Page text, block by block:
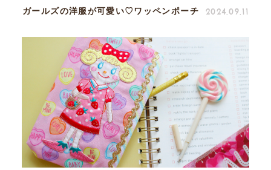
ガールズの洋服が可愛い♡ワッペンポーチ 2024.09.11